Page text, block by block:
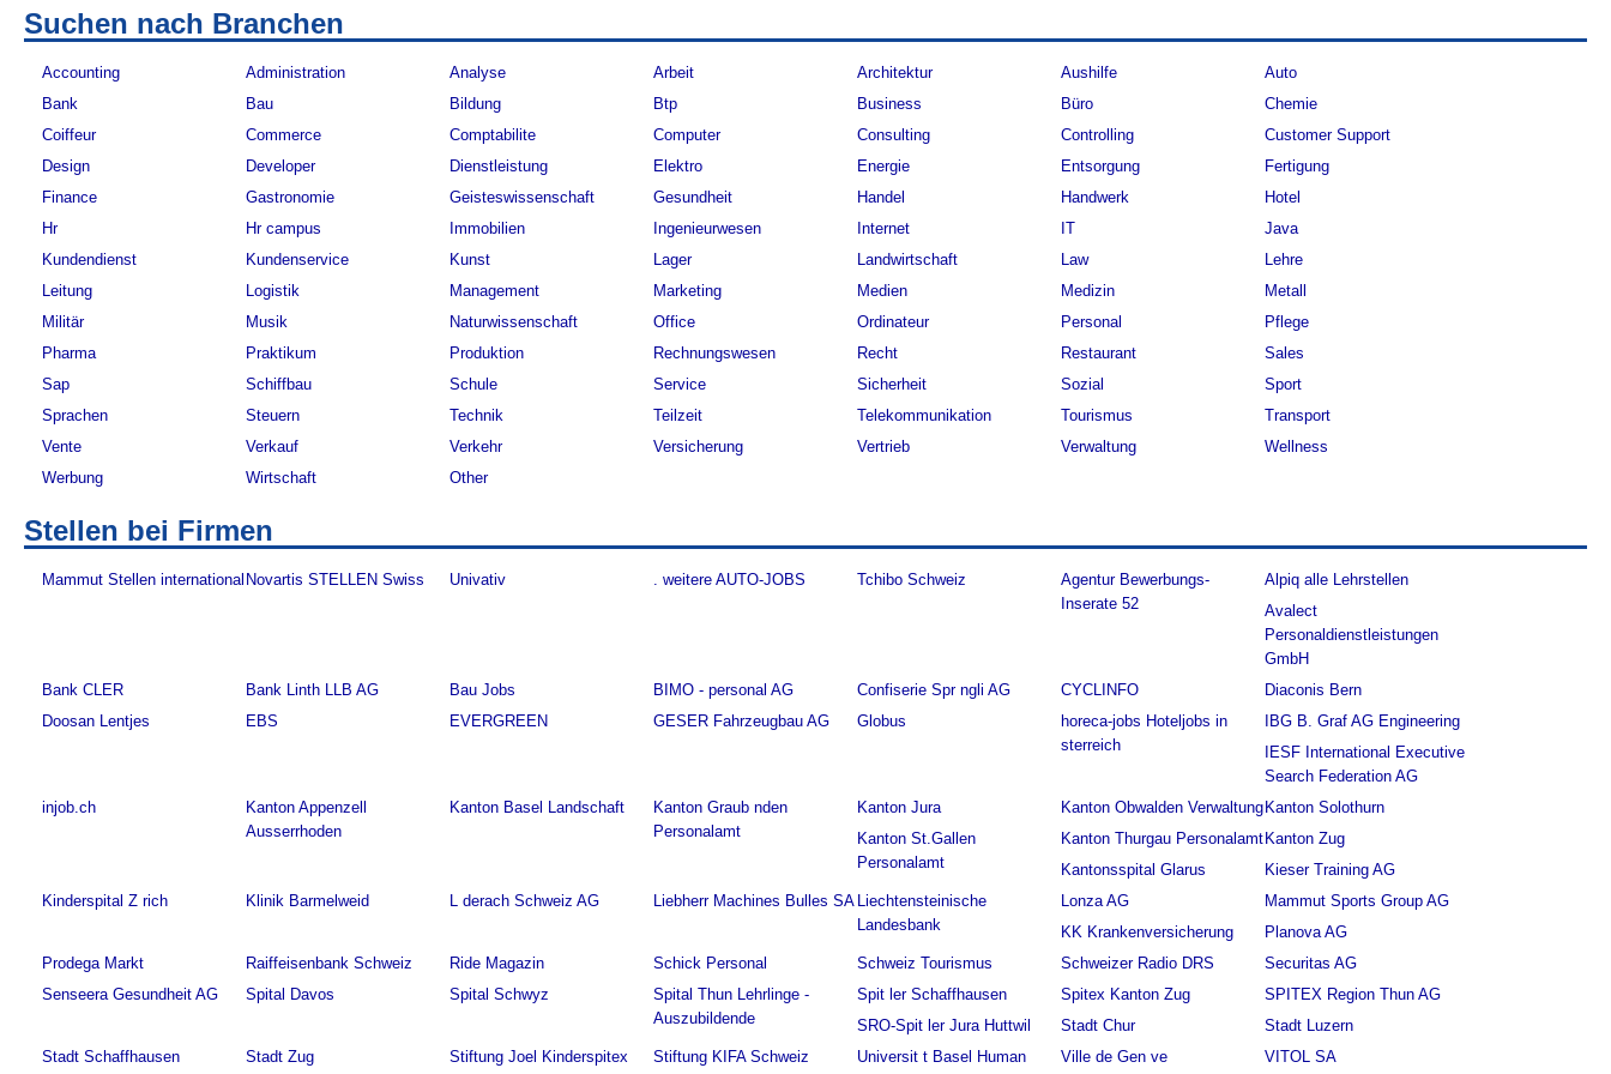
Suchen nach Branchen
Accounting Administration Analyse Arbeit Architektur Aushilfe
Auto
Bank
Bau Bildung Btp Business Büro
Chemie
Coiffeur
Commerce Comptabilite Computer Consulting Controlling
Customer Support
Design
Developer Dienstleistung Elektro Energie Entsorgung
Fertigung
Finance
Gastronomie Geisteswissenschaft Gesundheit Handel Handwerk
Hotel
Hr
Hr campus Immobilien Ingenieurwesen Internet IT
Java
Kundendienst
Kundenservice Kunst Lager Landwirtschaft Law
Lehre
Leitung
Logistik Management Marketing Medien Medizin
Metall
Militär
Musik Naturwissenschaft Office Ordinateur Personal
Pflege
Pharma
Praktikum Produktion Rechnungswesen Recht Restaurant
Sales
Sap
Schiffbau Schule Service Sicherheit Sozial
Sport
Sprachen
Steuern Technik Teilzeit Telekommunikation Tourismus
Transport
Vente
Verkauf Verkehr Versicherung Vertrieb Verwaltung
Wellness
Werbung
Wirtschaft Other
Stellen bei Firmen
Mammut Stellen international Novartis STELLEN Swiss Univativ . weitere AUTO-JOBS Tchibo Schweiz
Agentur Bewerbungs-
Inserate 52
Alpiq alle Lehrstellen
Avalect
Personaldienstleistungen
GmbH
Bank CLER
Bank Linth LLB AG Bau Jobs BIMO - personal AG Confiserie Spr ngli AG CYCLINFO
Diaconis Bern
Doosan Lentjes
EBS EVERGREEN GESER Fahrzeugbau AG Globus
horeca-jobs Hoteljobs in
sterreich
IBG B. Graf AG Engineering
IESF International Executive
Search Federation AG
injob.ch
Kanton Appenzell
Ausserrhoden
Kanton Basel Landschaft
Kanton Graub nden
Personalamt
Kanton Jura Kanton Obwalden Verwaltung Kanton Solothurn
Kanton St.Gallen
Personalamt
Kanton Thurgau Personalamt Kanton Zug
Kantonsspital Glarus
Kieser Training AG
Kinderspital Z rich
Klinik Barmelweid L derach Schweiz AG Liebherr Machines Bulles SA Liechtensteinische
Landesbank
Lonza AG
Mammut Sports Group AG
KK Krankenversicherung
Planova AG
Prodega Markt
Raiffeisenbank Schweiz Ride Magazin Schick Personal Schweiz Tourismus Schweizer Radio DRS
Securitas AG
Senseera Gesundheit AG
Spital Davos Spital Schwyz
Spital Thun Lehrlinge -
Auszubildende
Spit ler Schaffhausen Spitex Kanton Zug
SPITEX Region Thun AG
SRO-Spit ler Jura Huttwil
Stadt Chur
Stadt Luzern
Stadt Schaffhausen
Stadt Zug Stiftung Joel Kinderspitex Stiftung KIFA Schweiz
Universit t Basel Human
Ville de Gen ve VITOL SA